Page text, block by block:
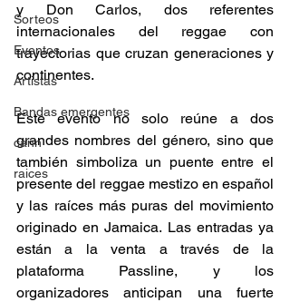
Sorteos
Eventos
Artistas
Bandas emergentes
cann
raices
y Don Carlos, dos referentes
internacionales del reggae con
trayectorias que cruzan generaciones y
continentes.
Este evento no solo reúne a dos
grandes nombres del género, sino que
también simboliza un puente entre el
presente del reggae mestizo en español
y las raíces más puras del movimiento
originado en Jamaica. Las entradas ya
están a la venta a través de la
plataforma Passline, y los
organizadores anticipan una fuerte